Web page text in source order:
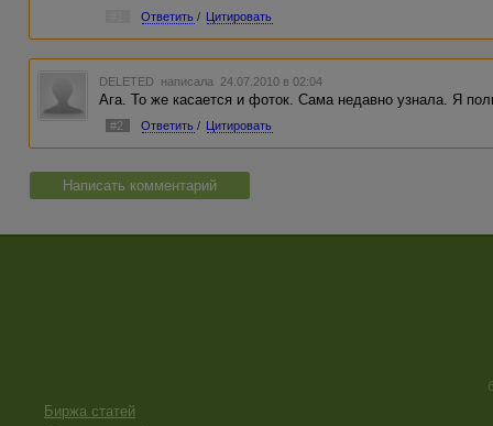
Ответить / Цитировать
DELETED написала 24.07.2010 в 02:04
Ага. То же касается и фоток. Сама недавно узнала. Я
#2 Ответить / Цитировать
Написать комментарий
Биржа статей